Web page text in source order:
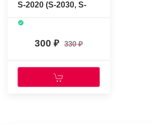
S-2020 (S-2030, S-
2050)
300 330